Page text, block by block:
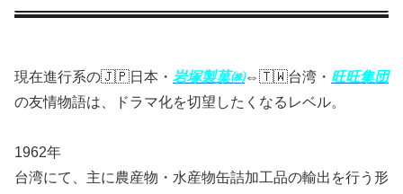
現在進行系の🇯🇵日本・ 岩塚製菓㈱⇔🇹🇼台湾・ 旺旺集団
の友情物語は、ドラマ化を切望したくなるレベル。
1962年
台湾にて、主に農産物・水産物缶詰加工品の輸出を行う形